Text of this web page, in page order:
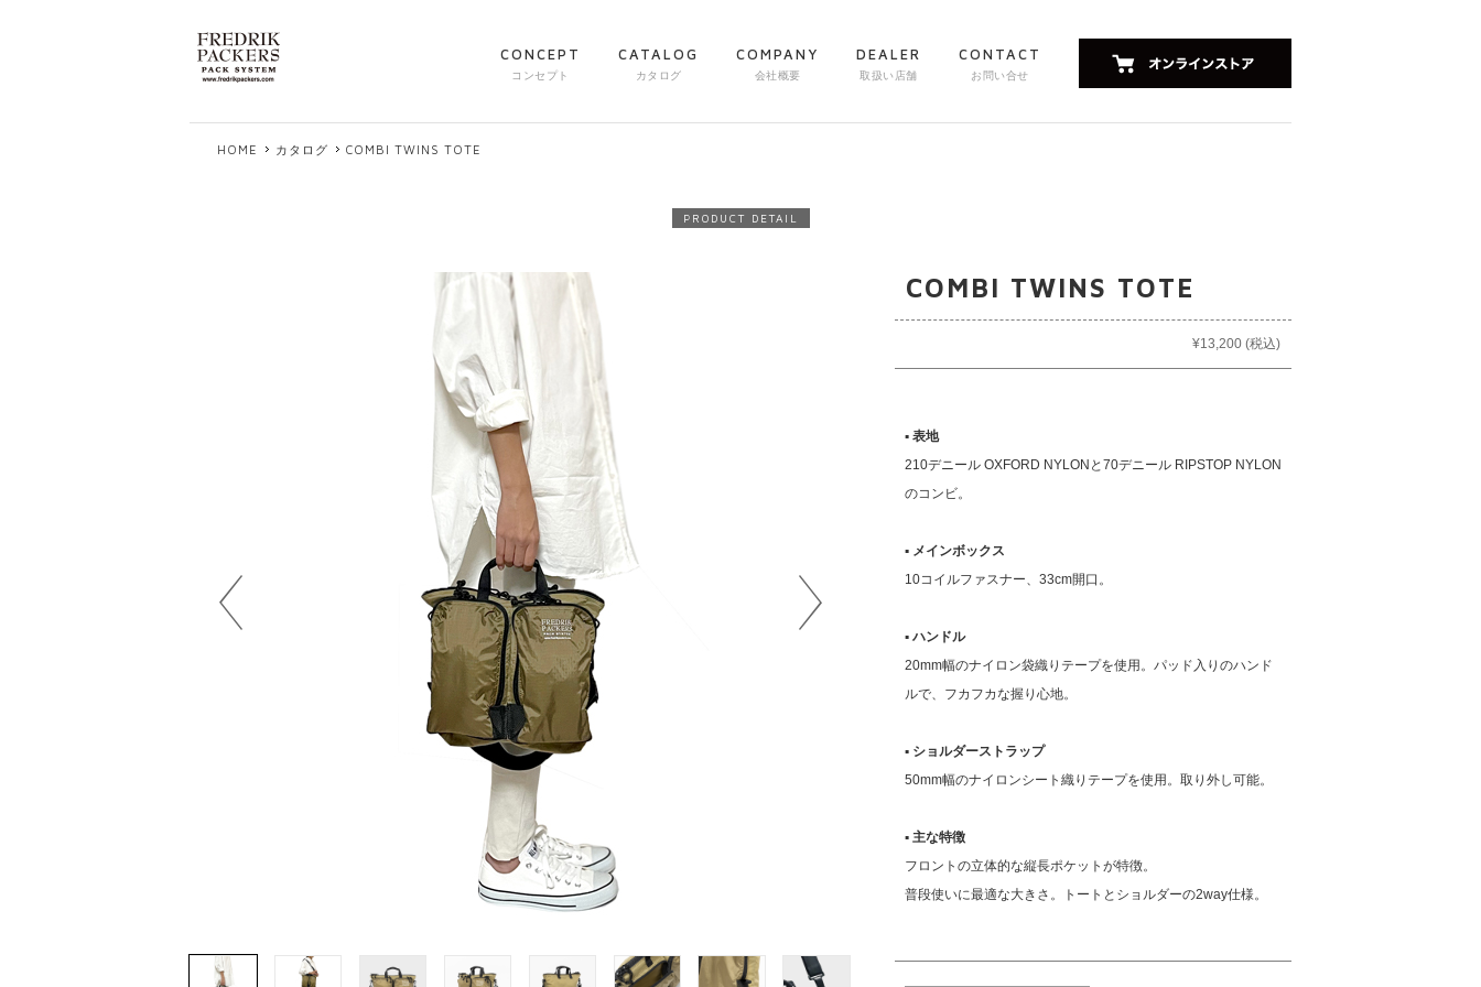
CONCEPT
コンセプト
CATALOG
カタログ
COMPANY
会社概要
DEALER
取扱い店舗
CONTACT
お問い合せ
HOME カタログ COMBI TWINS TOTE
PRODUCT DETAIL
Previous Next
COMBI TWINS TOTE
¥13,200 (税込)
▪︎ 表地
210デニール OXFORD NYLONと70デニール RIPSTOP NYLON
のコンビ。
▪︎ メインボックス
10コイルファスナー、33cm開口。
▪︎ ハンドル
20mm幅のナイロン袋織りテープを使用。パッド入りのハンド
ルで、フカフカな握り心地。
▪︎ ショルダーストラップ
50mm幅のナイロンシート織りテープを使用。取り外し可能。
▪︎ 主な特徴
フロントの立体的な縦長ポケットが特徴。
普段使いに最適な大きさ。トートとショルダーの2way仕様。